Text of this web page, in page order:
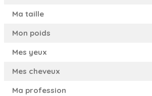
Ma taille
Mon poids
Mes yeux
Mes cheveux
Ma profession